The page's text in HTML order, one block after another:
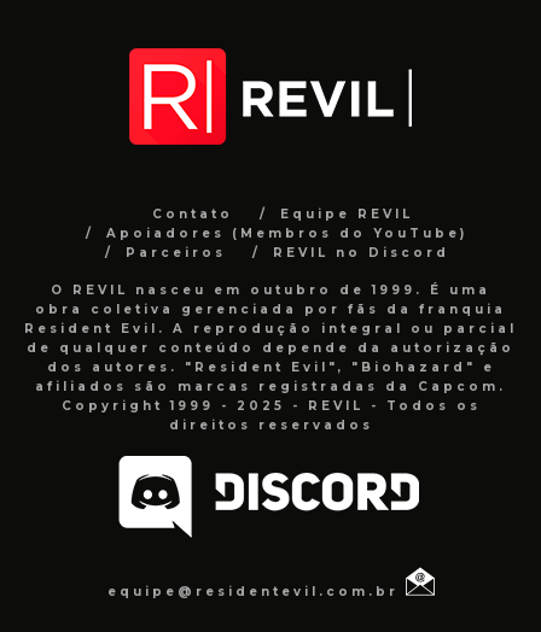
Contato
Equipe REVIL
Apoiadores (Membros do YouTube)
Parceiros
REVIL no Discord
O REVIL nasceu em outubro de 1999. É uma
obra coletiva gerenciada por fãs da franquia
Resident Evil. A reprodução integral ou parcial
de qualquer conteúdo depende da autorização
dos autores. "Resident Evil", "Biohazard" e
afiliados são marcas registradas da Capcom.
Copyright 1999 - 2025 - REVIL - Todos os
direitos reservados
equipe@residentevil.com.br